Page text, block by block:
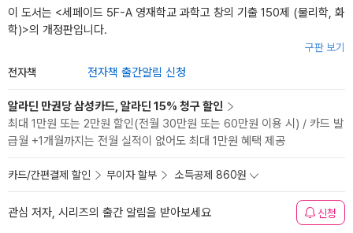
이 도서는 <세페이드 5F-A 영재학교 과학고 창의 기출 150제 (물리학, 화
학)>의 개정판입니다.
구판 보기
전자책 전자책 출간알림 신청
알라딘 만권당 삼성카드, 알라딘 15% 청구 할인
최대 1만원 또는 2만원 할인(전월 30만원 또는 60만원 이용 시) / 카드 발
급월 +1개월까지는 전월 실적이 없어도 최대 1만원 혜택 제공
카드/간편결제 할인 무이자 할부 소득공제 860원
관심 저자, 시리즈의 출간 알림을 받아보세요 신청